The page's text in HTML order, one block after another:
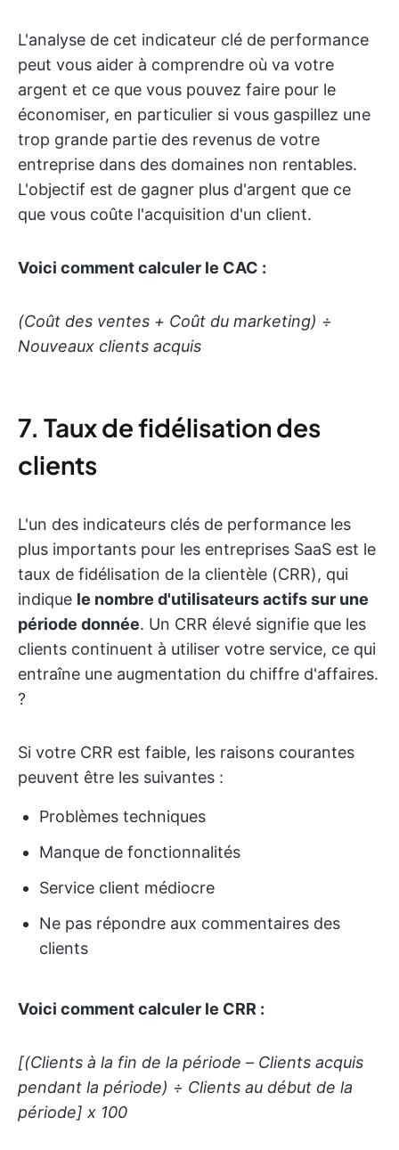
L'analyse de cet indicateur clé de performance
peut vous aider à comprendre où va votre
argent et ce que vous pouvez faire pour le
économiser, en particulier si vous gaspillez une
trop grande partie des revenus de votre
entreprise dans des domaines non rentables.
L'objectif est de gagner plus d'argent que ce
que vous coûte l'acquisition d'un client.
Voici comment calculer le CAC :
(Coût des ventes + Coût du marketing) ÷
Nouveaux clients acquis
7. Taux de fidélisation des
clients
L'un des indicateurs clés de performance les
plus importants pour les entreprises SaaS est le
taux de fidélisation de la clientèle (CRR), qui
indique le nombre d'utilisateurs actifs sur une
période donnée. Un CRR élevé signifie que les
clients continuent à utiliser votre service, ce qui
entraîne une augmentation du chiffre d'affaires.
?
Si votre CRR est faible, les raisons courantes
peuvent être les suivantes :
Problèmes techniques
Manque de fonctionnalités
Service client médiocre
Ne pas répondre aux commentaires des
clients
Voici comment calculer le CRR :
[(Clients à la fin de la période – Clients acquis
pendant la période) ÷ Clients au début de la
période] x 100